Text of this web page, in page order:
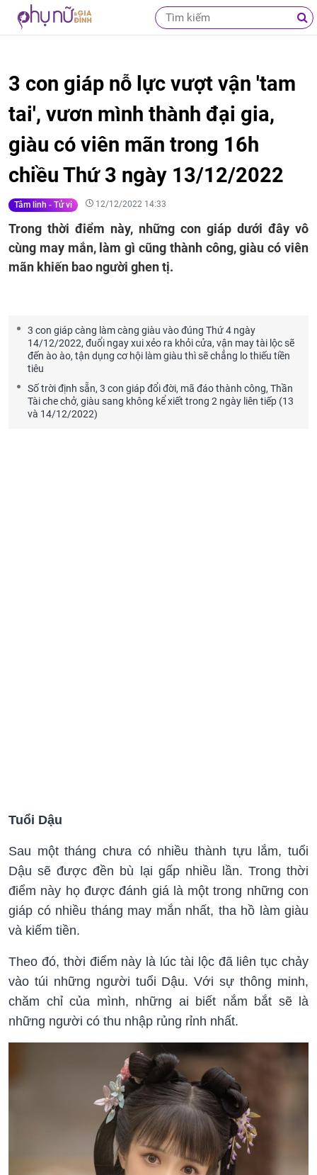
3 con giáp nỗ lực vượt vận 'tam
tai', vươn mình thành đại gia,
giàu có viên mãn trong 16h
chiều Thứ 3 ngày 13/12/2022
Tâm linh - Tử vi 12/12/2022 14:33
Trong thời điểm này, những con giáp dưới đây vô
cùng may mắn, làm gì cũng thành công, giàu có viên
mãn khiến bao người ghen tị.
3 con giáp càng làm càng giàu vào đúng Thứ 4 ngày
14/12/2022, đuổi ngay xui xẻo ra khỏi cửa, vận may tài lộc sẽ
đến ào ào, tận dụng cơ hội làm giàu thì sẽ chẳng lo thiếu tiền
tiêu
Số trời định sẵn, 3 con giáp đổi đời, mã đáo thành công, Thần
Tài che chở, giàu sang không kể xiết trong 2 ngày liên tiếp (13
và 14/12/2022)
Tuổi Dậu
Sau một tháng chưa có nhiều thành tựu lắm, tuổi
Dậu sẽ được đền bù lại gấp nhiều lần. Trong thời
điểm này họ được đánh giá là một trong những con
giáp có nhiều tháng may mắn nhất, tha hồ làm giàu
và kiếm tiền.
Theo đó, thời điểm này là lúc tài lộc đã liên tục chảy
vào túi những người tuổi Dậu. Với sự thông minh,
chăm chỉ của mình, những ai biết nắm bắt sẽ là
những người có thu nhập rủng rỉnh nhất.